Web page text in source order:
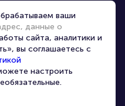
ваши
данные о
сайта, аналитики и
вы соглашаетесь с
настроить